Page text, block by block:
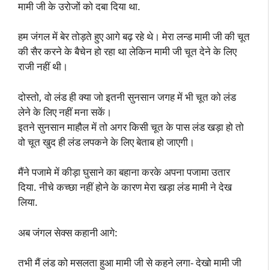
मामी जी के उरोजों को दबा दिया था.
हम जंगल में बेर तोड़ते हुए आगे बढ़ रहे थे। मेरा लन्ड मामी जी की चूत
की सैर करने के बैचेन हो रहा था लेकिन मामी जी चूत देने के लिए
राजी नहीं थी।
दोस्तो, वो लंड ही क्या जो इतनी सुनसान जगह में भी चूत को लंड
लेने के लिए नहीं मना सकें।
इतने सुनसान माहौल में तो अगर किसी चूत के पास लंड खड़ा हो तो
वो चूत खुद ही लंड लपकने के लिए बेताब हो जाएगी।
मैंने पजामे में कीड़ा घुसाने का बहाना करके अपना पजामा उतार
दिया. नीचे कच्छा नहीं होने के कारण मेरा खड़ा लंड मामी ने देख
लिया.
अब जंगल सेक्स कहानी आगे:
तभी मैं लंड को मसलता हुआ मामी जी से कहने लगा- देखो मामी जी